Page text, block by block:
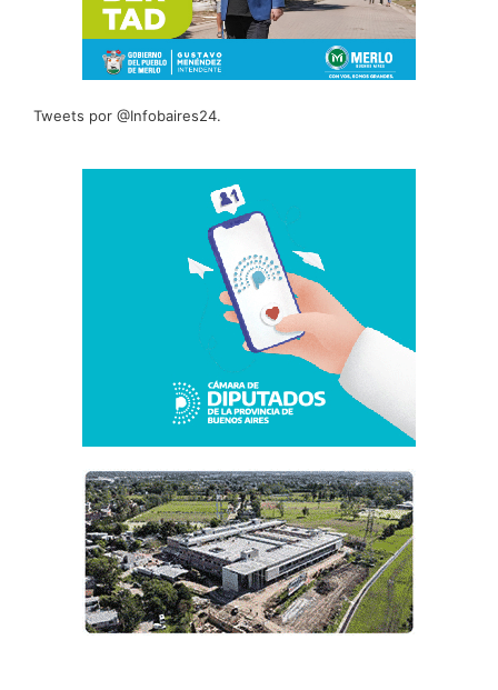
Tweets por @Infobaires24.